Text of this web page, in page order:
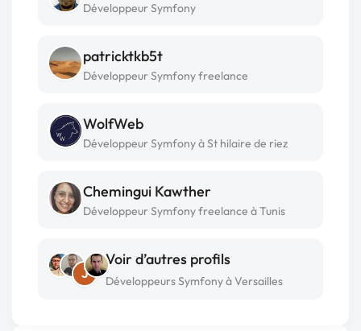
Développeur Symfony
patricktkb5t
Développeur Symfony freelance
WolfWeb
Développeur Symfony à St hilaire de riez
Chemingui Kawther
Développeur Symfony freelance à Tunis
J
Voir d’autres profils
Développeurs Symfony à Versailles